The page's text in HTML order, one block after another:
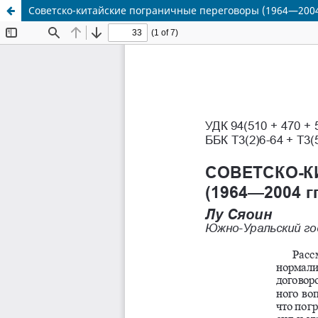
Советско-китайские пограничные переговоры